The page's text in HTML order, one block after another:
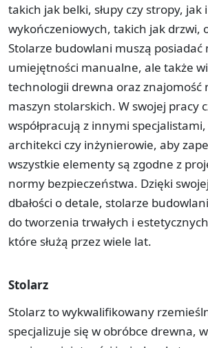
takich jak belki, słupy czy stropy, jak
wykończeniowych, takich jak drzwi,
Stolarze budowlani muszą posiadać
umiejętności manualne, ale także
technologii drewna oraz znajomość
maszyn stolarskich. W swojej pracy
współpracują z innymi
architekci czy inżynierowie, aby
wszystkie elementy są zgodne z
normy bezpieczeństwa. Dzięki
dbałości o detale, stolarze
do tworzenia trwałych i
które służą przez wiele lat.
Stolarz
Stolarz to wykwalifikowany
specjalizuje się w obróbce drewna,